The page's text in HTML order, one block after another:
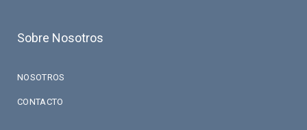
Sobre Nosotros
NOSOTROS
CONTACTO